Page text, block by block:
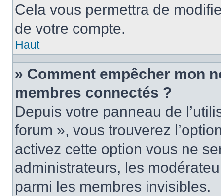
Cela vous permettra de
de votre compte.
Haut
» Comment empêcher mon
membres connectés ?
Depuis votre panneau de
forum », vous trouverez
activez cette option vous ne
administrateurs, les
parmi les membres invisibles.